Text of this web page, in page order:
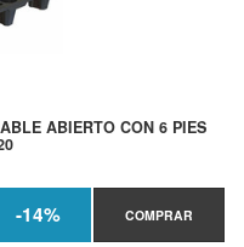
ABIERTO CON 6 PIES
-14% COMPRAR